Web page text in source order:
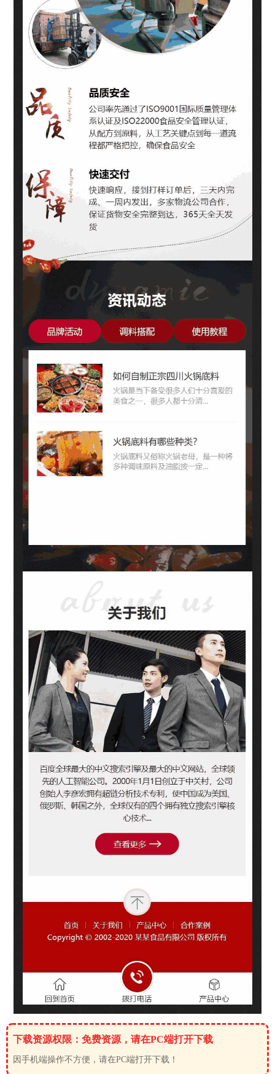
下载资源权限：免费资源，请在PC端打开下载
因手机端操作不方便，请在PC端打开下载！